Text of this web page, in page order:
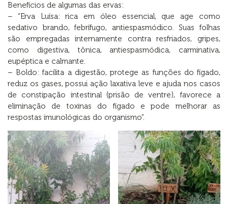
Benefícios de algumas das ervas:
– “Erva Luísa: rica em óleo essencial, que age como
sedativo brando, febrífugo, antiespasmódico. Suas folhas
são empregadas internamente contra resfriados, gripes,
como digestiva, tônica, antiespasmódica, carminativa,
eupéptica e calmante.
– Boldo: facilita a digestão, protege as funções do fígado,
reduz os gases, possui ação laxativa leve e ajuda nos casos
de constipação intestinal (prisão de ventre), favorece a
eliminação de toxinas do fígado e pode melhorar as
respostas imunológicas do organismo”.